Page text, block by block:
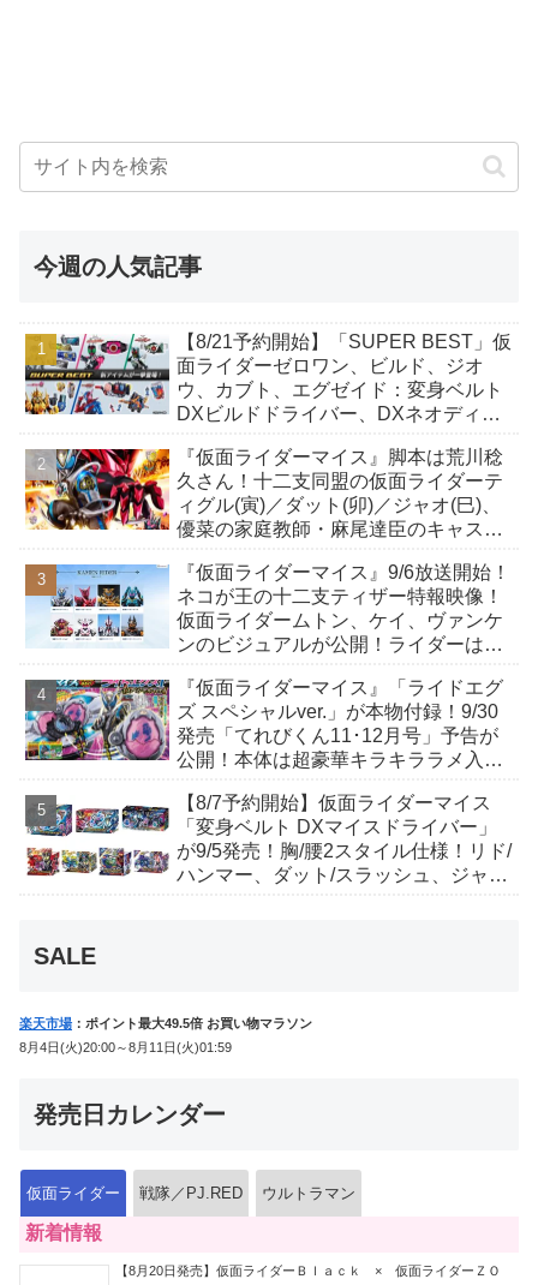
今週の人気記事
【8/21予約開始】「SUPER BEST」仮
面ライダーゼロワン、ビルド、ジオ
ウ、カブト、エグゼイド：変身ベルト
DXビルドドライバー、DXネオディケ
か12点！
『仮面ライダーマイス』脚本は荒川稔
久さん！十二支同盟の仮面ライダーテ
ィグル(寅)／ダット(卯)／ジャオ(巳)、
優菜の家庭教師・麻尾達臣のキャスト
んも変身！
『仮面ライダーマイス』9/6放送開始！
ネコが王の十二支ティザー特報映像！
仮面ライダームトン、ケイ、ヴァンケ
ンのビジュアルが公開！ライダーは子
『仮面ライダーマイス』「ライドエグ
ズ スペシャルver.」が本物付録！9/30
発売「てれびくん11･12月号」予告が
公開！本体は超豪華キラキララメ入
音声が！
【8/7予約開始】仮面ライダーマイス
「変身ベルト DXマイスドライバー」
が9/5発売！胸/腰2スタイル仕様！リド/
ハンマー、ダット/スラッシュ、ジャ
SALE
楽天市場 ：ポイント最大49.5倍 お買い物マラソン
8月4日(火)20:00～8月11日(火)01:59
発売日カレンダー
仮面ライダー 戦隊／PJ.RED ウルトラマン
新着情報
【8月20日発売】仮面ライダーＢｌａｃｋ × 仮面ライダーＺＯ